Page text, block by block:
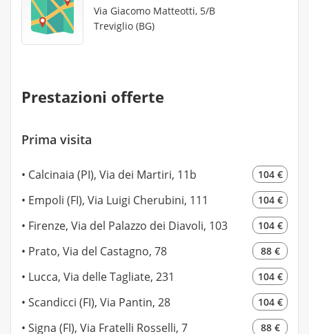
Via Giacomo Matteotti, 5/B
Treviglio (BG)
Prestazioni offerte
Prima visita
Calcinaia (PI), Via dei Martiri, 11b 104 €
Empoli (FI), Via Luigi Cherubini, 111 104 €
Firenze, Via del Palazzo dei Diavoli, 103 104 €
Prato, Via del Castagno, 78 88 €
Lucca, Via delle Tagliate, 231 104 €
Scandicci (FI), Via Pantin, 28 104 €
Signa (FI), Via Fratelli Rosselli, 7 88 €